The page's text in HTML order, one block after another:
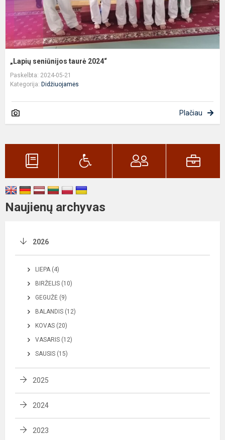
„Lapių seniūnijos taurė 2024“
Paskelbta: 2024-05-21
Kategorija: Didžiuojamės
Plačiau
Naujienų archyvas
2026
LIEPA (4)
BIRŽELIS (10)
GEGUŽĖ (9)
BALANDIS (12)
KOVAS (20)
VASARIS (12)
SAUSIS (15)
2025
2024
2023